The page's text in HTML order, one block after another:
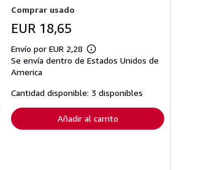
Comprar usado
EUR 18,65
Envío por EUR 2,28
Más
información
tarifas
de
envío
Se envía dentro de Estados Unidos de
America
Cantidad disponible: 3 disponibles
Añadir al carrito